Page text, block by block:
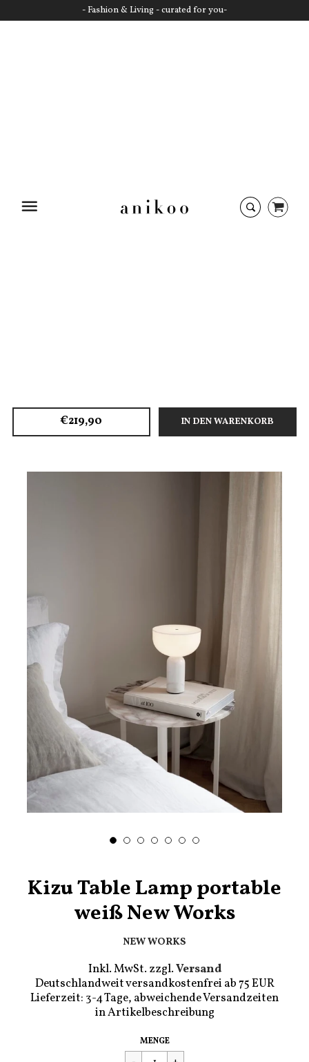
- Fashion & Living - curated for you-
€219,90 IN DEN WARENKORB
Kizu Table Lamp portable
weiß New Works
NEW WORKS
Inkl. MwSt. zzgl.Versand
Deutschlandweit versandkostenfrei ab 75 EUR
Lieferzeit: 3-4 Tage, abweichende Versandzeiten
in Artikelbeschreibung
Regulärer
Preis
€219,90
MENGE